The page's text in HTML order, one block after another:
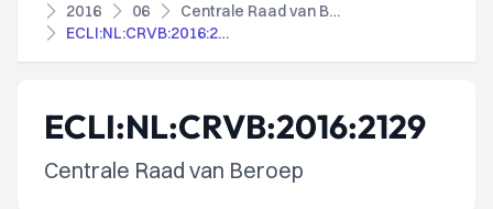
Home2016
06
Centrale Raad van Beroep
ECLI:NL:CRVB:2016:2129
ECLI:NL:CRVB:2016:2129
Centrale Raad van Beroep